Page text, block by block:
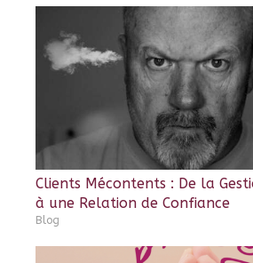
Clients Mécontents : De la
à une Relation de Confiance
Blog